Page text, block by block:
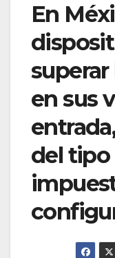
En
superar
en sus
del tipo